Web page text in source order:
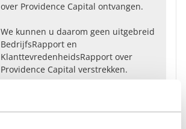
over Providence Capital ontvangen.
We kunnen u daarom geen uitgebreid
BedrijfsRapport en
KlanttevredenheidsRapport over
Providence Capital verstrekken.